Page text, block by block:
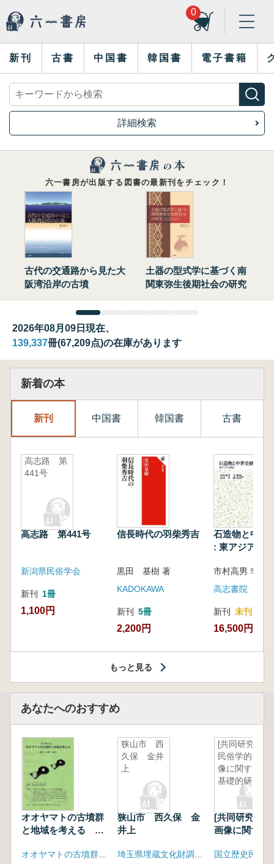
0
新刊 古書 中国書 韓国書 電子書籍
詳細検索
六一書房が出版する図書の最新刊をチェック！
古代の交通路から見た大
阪湾沿岸の古墳
土器の型式学に基づく南
関東弥生後期社会の研究
2026年08月09日現在、
139,337冊(67,209点)の在庫があります
新着の本
新刊 中国書 韓国書 古書
高志路 第
441号
高志路 第441号
新潟県民俗学会
新刊 1冊
1,100円
信長時代の羽柴秀吉
黒田 基樹 著
KADOKAWA
新刊 5冊
2,200円
石造物と中世
: 東アジアと
高志書院
新刊 未刊
16,500円
もっと見る
あなたへのおすすめ
オオヤマトの古墳群
と地域を考える 保
狭山市 西
久保 金井
上
狭山市 西久保 金
井上
[共同研究]
民俗学的画
像に関する
基礎的研究
[共同研究]民
画像に関する
国立歴史民俗